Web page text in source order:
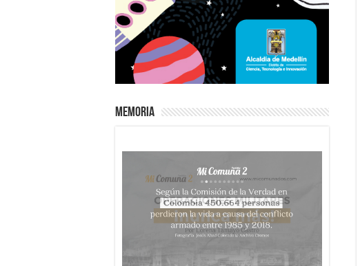
Memoria